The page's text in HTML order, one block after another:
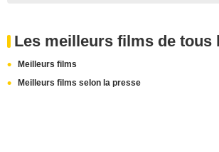
Les meilleurs films de tous
Meilleurs films
Meilleurs films selon la presse